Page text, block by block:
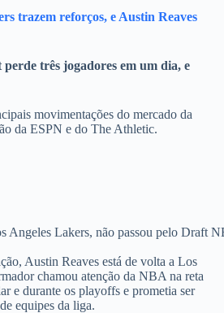
trazem reforços, e Austin Reaves
três jogadores em um dia, e
movimentações do mercado da
da ESPN e do The Athletic.
Austin Reaves está de volta a Los
chamou atenção da NBA na reta
e durante os playoffs e prometia ser
equipes da liga.